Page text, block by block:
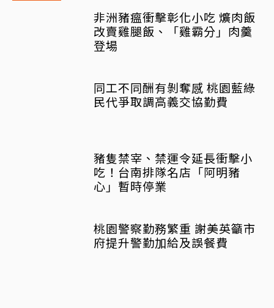
非洲豬瘟衝擊彰化小吃 爌肉飯
改賣雞腿飯、「雞霸分」肉羹
登場
同工不同酬有剝奪感 桃園藍綠
民代爭取調高義交協勤費
豬隻禁宰、禁運令延長衝擊小
吃！台南排隊名店「阿明豬
心」暫時停業
桃園警察勤務繁重 謝美英籲市
府提升警勤加給及誤餐費